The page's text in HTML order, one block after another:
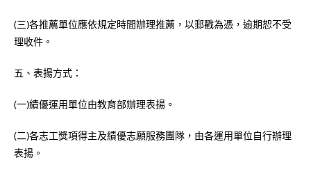
(三)各推薦單位應依規定時間辦理推薦，以郵戳為憑，逾期恕不受
理收件。
五、表揚方式：
(一)績優運用單位由教育部辦理表揚。
(二)各志工獎項得主及績優志願服務團隊，由各運用單位自行辦理
表揚。